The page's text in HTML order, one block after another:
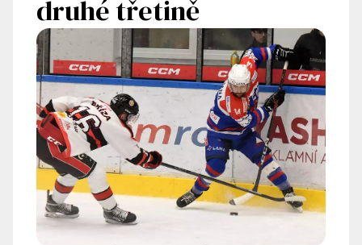
druhé třetině